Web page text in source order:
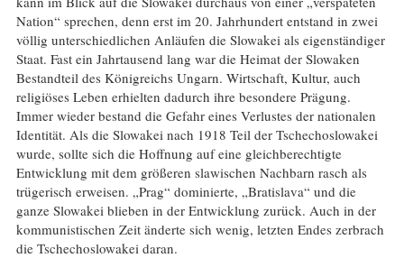
Nation“ sprechen, denn erst im 20. Jahrhundert entstand in zwei
völlig unterschiedlichen Anläufen die Slowakei als eigenständiger
Staat. Fast ein Jahrtausend lang war die Heimat der Slowaken
Bestandteil des Königreichs Ungarn. Wirtschaft, Kultur, auch
religiöses Leben erhielten dadurch ihre besondere Prägung.
Immer wieder bestand die Gefahr eines Verlustes der nationalen
Identität. Als die Slowakei nach 1918 Teil der Tschechoslowakei
wurde, sollte sich die Hoffnung auf eine gleichberechtigte
Entwicklung mit dem größeren slawischen Nachbarn rasch als
trügerisch erweisen. „Prag“ dominierte, „Bratislava“ und die
ganze Slowakei blieben in der Entwicklung zurück. Auch in der
kommunistischen Zeit änderte sich wenig, letzten Endes zerbrach
die Tschechoslowakei daran.